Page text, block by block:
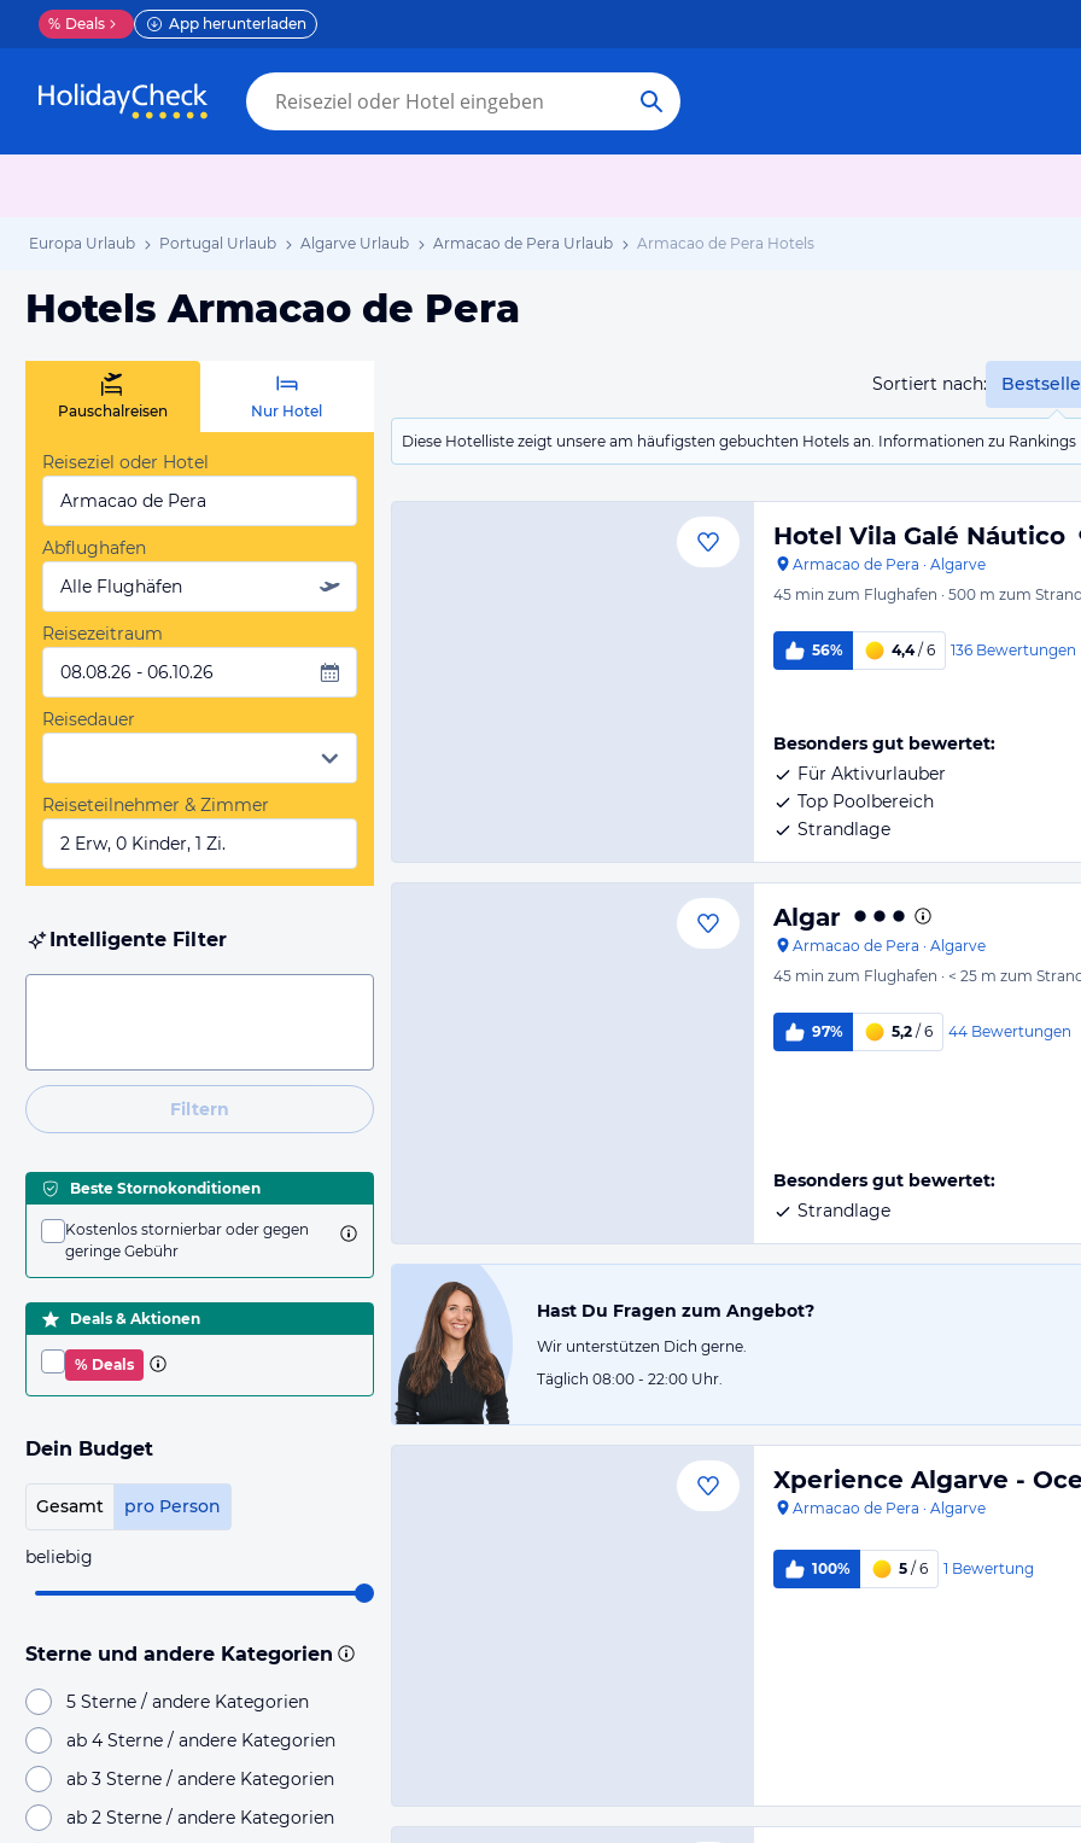
% Deals App herunterladen
Europa Urlaub Portugal Urlaub Algarve Urlaub Armacao de Pera Urlaub Armacao de Pera Hotels
Hotels Armacao de Pera
Sortiert nach:
Diese Hotelliste zeigt unsere am häufigsten gebuchten Hotels an. Informationen zu
Pauschalreisen Nur Hotel
Reiseziel oder Hotel
Armacao de Pera
Abflughafen
Alle Flughäfen
Reisezeitraum
08.08.26 - 06.10.26
Reisedauer
Reiseteilnehmer & Zimmer
2 Erw, 0 Kinder, 1 Zi.
Intelligente Filter
Filtern
Beste Stornokonditionen
Kostenlos stornierbar oder gegen
geringe Gebühr
Deals & Aktionen
% Deals
Dein Budget
Gesamt pro Person
beliebig
Sterne und andere Kategorien
5 Sterne / andere Kategorien
ab 4 Sterne / andere Kategorien
ab 3 Sterne / andere Kategorien
ab 2 Sterne / andere Kategorien
Hotel Vila Galé Náutico
Armacao de Pera · Algarve
45 min zum Flughafen · 500 m zum
56% 4,4/ 6 136 Bewertungen
Besonders gut bewertet:
Für Aktivurlauber
Top Poolbereich
Strandlage
Algar
Armacao de Pera · Algarve
45 min zum Flughafen · < 25 m zum
97% 5,2 / 6 44 Bewertungen
Besonders gut bewertet:
Strandlage
Hast Du Fragen zum Angebot?
Wir unterstützen Dich gerne.
Täglich 08:00 - 22:00 Uhr.
Xperience Algarve -
Armacao de Pera · Algarve
100% 5 / 6 1 Bewertung